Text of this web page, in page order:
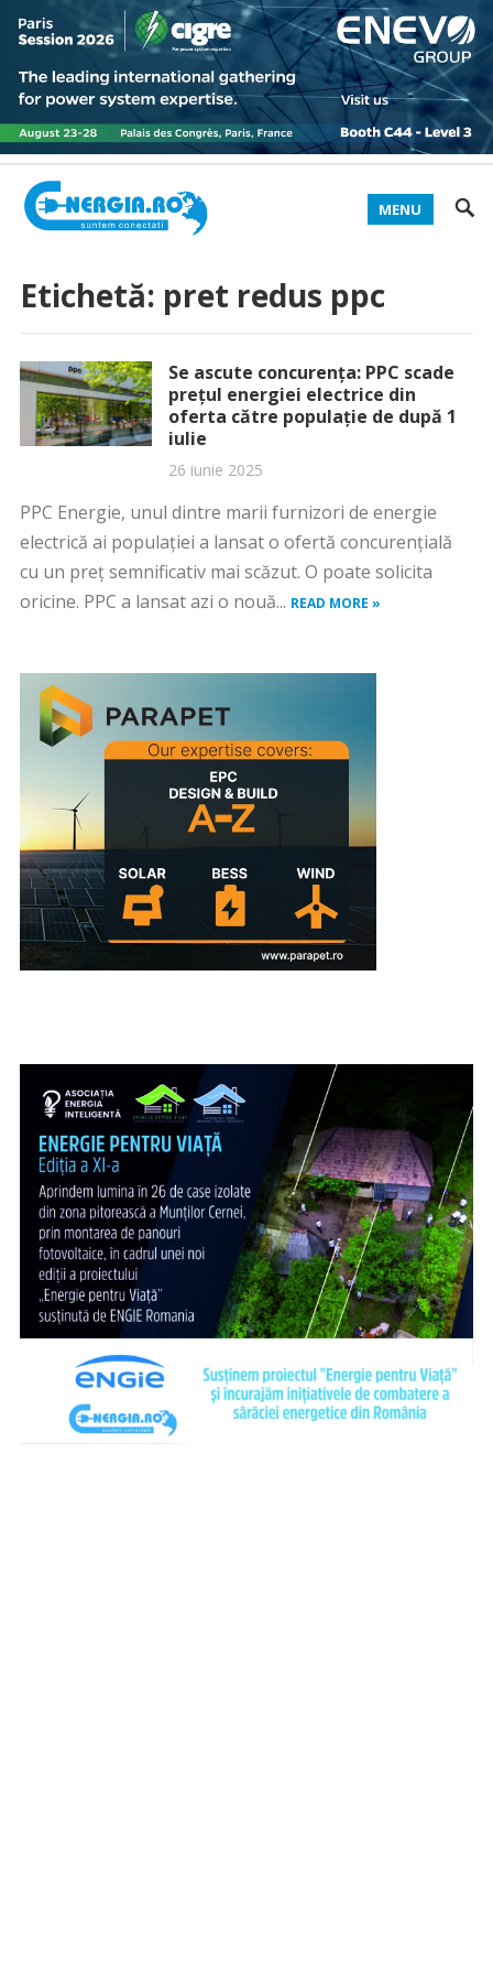
MENU
Etichetă: pret redus ppc
Se ascute concurența: PPC scade
prețul energiei electrice din
oferta către populație de după 1
iulie
26 iunie 2025
PPC Energie, unul dintre marii furnizori de energie
electrică ai populației a lansat o ofertă concurențială
cu un preț semnificativ mai scăzut. O poate solicita
oricine. PPC a lansat azi o nouă... READ MORE »